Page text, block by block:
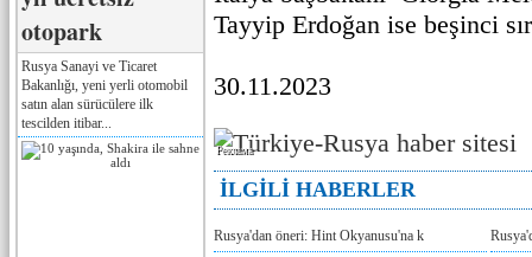
otopark
Rusya Sanayi ve Ticaret
Bakanlığı, yeni yerli otomobil
satın alan sürücülere ilk
tescilden itibar...
Tayyip Erdoğan ise beşinci
30.11.2023
Реклама
İLGİLİ HABERLER
Rusya'dan öneri: Hint Okyanusu'na k